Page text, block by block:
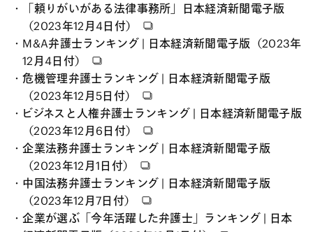
「頼りがいがある法律事務所」日本経済新聞電子版
（2023年12月4日付）
M&A弁護士ランキング | 日本経済新聞電子版（2023年
12月4日付）
危機管理弁護士ランキング | 日本経済新聞電子版
（2023年12月5日付）
ビジネスと人権弁護士ランキング | 日本経済新聞電子版
（2023年12月6日付）
企業法務弁護士ランキング | 日本経済新聞電子版
（2023年12月1日付）
中国法務弁護士ランキング | 日本経済新聞電子版
（2023年12月7日付）
企業が選ぶ「今年活躍した弁護士」ランキング | 日本